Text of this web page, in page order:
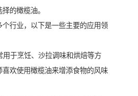
的橄榄油。
行业，以下是一些主要的应用领
用于烹饪、沙拉调味和烘焙等方
喜欢使用橄榄油来增添食物的风味